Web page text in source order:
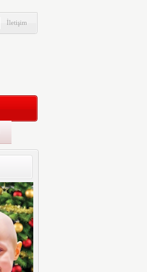
İletişim